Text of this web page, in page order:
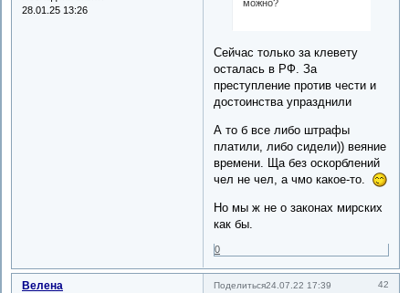
28.01.25 13:26
можно?
Сейчас только за клевету
осталась в РФ. За
преступление против чести и
достоинства упразднили
А то б все либо штрафы
платили, либо сидели)) веяние
времени. Ща без оскорблений
чел не чел, а чмо какое-то.
Но мы ж не о законах мирских
как бы.
0
Поделиться 42
24.07.22 17:39
Велена